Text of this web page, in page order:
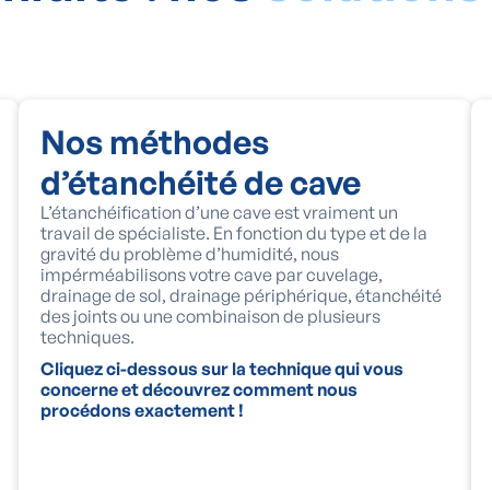
Nos méthodes
d’étanchéité de cave
L’étanchéification d’une cave est vraiment un
travail de spécialiste. En fonction du type et de la
gravité du problème d’humidité, nous
impérméabilisons votre cave par cuvelage,
drainage de sol, drainage périphérique, étanchéité
des joints ou une combinaison de plusieurs
techniques.
Cliquez ci-dessous sur la technique qui vous
concerne et découvrez comment nous
procédons exactement !